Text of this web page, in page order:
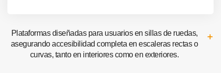
Plataformas diseñadas para usuarios en sillas de ruedas,
asegurando accesibilidad completa en escaleras rectas o
curvas, tanto en interiores como en exteriores.